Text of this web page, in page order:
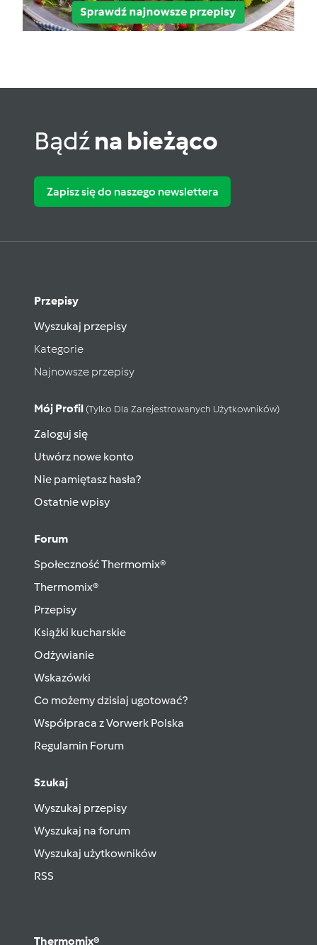
Bądźna bieżąco
Zapisz się do naszego newslettera
Przepisy
Wyszukaj przepisy
Kategorie
Najnowsze przepisy
Mój Profil (tylko Dla Zarejestrowanych Użytkowników)
Zaloguj się
Utwórz nowe konto
Nie pamiętasz hasła?
Ostatnie wpisy
Forum
Społeczność Thermomix®
Thermomix®
Przepisy
Książki kucharskie
Odżywianie
Wskazówki
Co możemy dzisiaj ugotować?
Współpraca z Vorwerk Polska
Regulamin Forum
Szukaj
Wyszukaj przepisy
Wyszukaj na forum
Wyszukaj użytkowników
RSS
Thermomix®